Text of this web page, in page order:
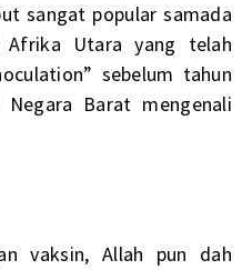
sangat popular samada
Utara yang telah
sebelum tahun
Barat mengenali
vaksin, Allah pun dah